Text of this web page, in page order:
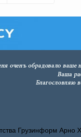
Грузинформ Арно